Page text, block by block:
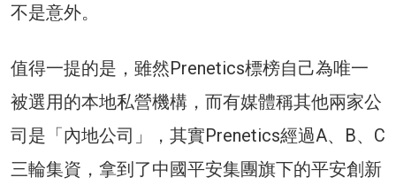
不是意外。
值得一提的是，雖然Prenetics標榜自己為唯一
被選用的本地私營機構，而有媒體稱其他兩家公
司是「內地公司」，其實Prenetics經過A、B、C
三輪集資，拿到了中國平安集團旗下的平安創新